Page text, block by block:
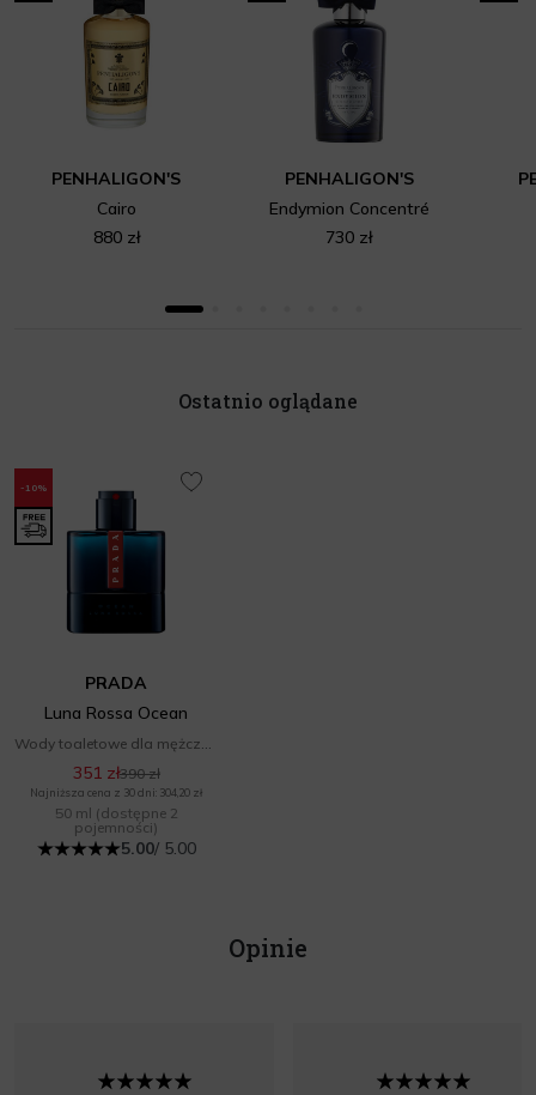
PENHALIGON'S
Cairo
880 zł
PENHALIGON'S
Endymion Concentré
730 zł
Ostatnio oglądane
-10%
PRADA
Luna Rossa Ocean
351 zł390 zł
Najniższa cena z 30 dni: 304,20 zł
50 ml (dostępne 2
pojemności)
5.00/ 5.00
Opinie